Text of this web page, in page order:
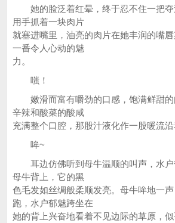
她的脸泛着红晕，终于忍不住一把夺
用手抓着一块肉片
就塞进嘴里，油亮的肉片在她丰润的嘴
一番令人心动的魅
力。
嗤！
嫩滑而富有嚼劲的口感，饱满鲜甜的
辛辣和酸菜的酸咸
充满整个口腔，那股汁液化作一股暖流沿
哞~
耳边仿佛听到母牛温顺的叫声，水户
母牛背上，它的黑
色毛发如丝绸般柔顺发亮。母牛哞地一
跑，水户郁魅跨坐在
她的背上兴奋地看着不见边际的草原，